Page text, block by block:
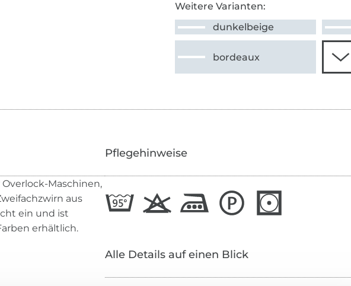
Weitere Varianten:
dunkelbeige
bordeaux
Maschinen,
aus
ein und ist
erhältlich.
Pflegehinweise
Alle Details auf einen Blick